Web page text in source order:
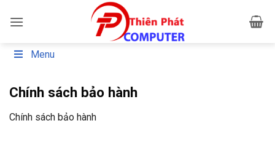
qua
dung
Menu
Chính sách bảo hành
Chính sách bảo hành